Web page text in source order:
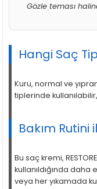
Gözle teması
Hangi Saç
Kuru, normal ve
tiplerinde
Bakım Rutini
Bu saç kremi,
kullanıldığında
veya her yıkamada